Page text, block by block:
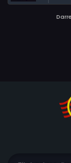
valentes com
del president,
seves